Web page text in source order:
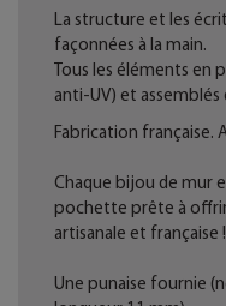
La structure et les
façonnées à la main.
Tous les éléments en
anti-UV) et
Fabrication française.
Chaque bijou de mur
pochette prête à
artisanale et française !
Une punaise fournie